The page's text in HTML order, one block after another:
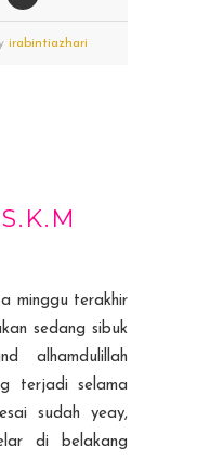
irabintiazhari
minggu terakhir
sedang sibuk
alhamdulillah
terjadi selama
sudah yeay,
di belakang